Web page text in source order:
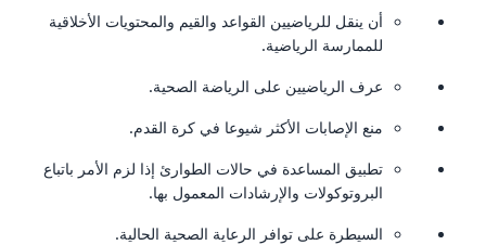
أن ينقل للرياضيين القواعد والقيم والمحتويات الأخلاقية
للممارسة الرياضية.
عرف الرياضيين على الرياضة الصحية.
منع الإصابات الأكثر شيوعا في كرة القدم.
تطبيق المساعدة في حالات الطوارئ إذا لزم الأمر باتباع
البروتوكولات والإرشادات المعمول بها.
السيطرة على توافر الرعاية الصحية الحالية.